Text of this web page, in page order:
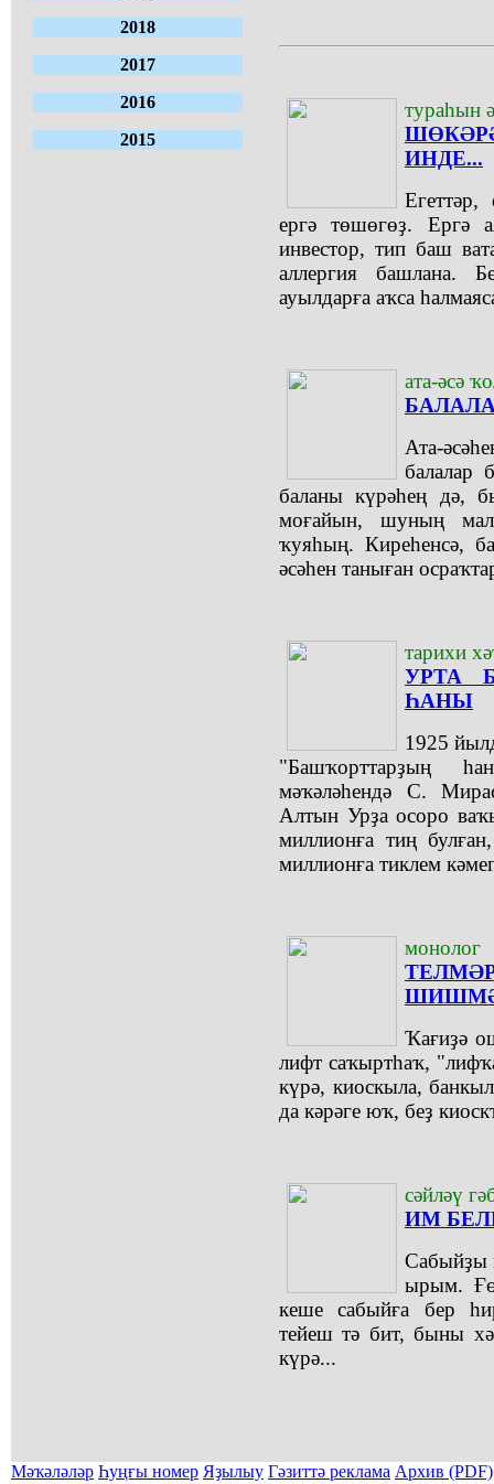
2018
2017
2016
2015
тураһын
ИНДЕ...
Егеттәр,
ергә төшөгөҙ. Ергә
инвестор, тип баш
аллергия башлана.
ауылдарға аҡса
ата-әсә
Ата-
балалар
баланы күрәһең дә,
моғайын, шуның
ҡуяһың. Киреһенсә,
әсәһен таныған
тарихи
УРТА
ҺАНЫ
1925
"Башҡорттарҙың
мәҡәләһендә С.
Алтын Урҙа осоро
миллионға тиң
миллионға тиклем
монолог
Ҡағиҙә
лифт саҡыртһаҡ,
күрә, киоскыла,
да кәрәге юҡ, беҙ
сәйләү
ИМ
Сабыйҙы
ырым.
кеше сабыйға бер
тейеш тә бит, быны
күрә...
Мәҡәләләр Һуңғы номер Яҙылыу Гәзиттә реклама Архив (PDF)